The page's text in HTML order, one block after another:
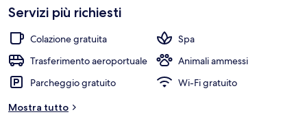
Servizi più richiesti
Colazione gratuita
Spa
Trasferimento aeroportuale
Animali ammessi
Parcheggio gratuito
Wi-Fi gratuito
Mostra tutto